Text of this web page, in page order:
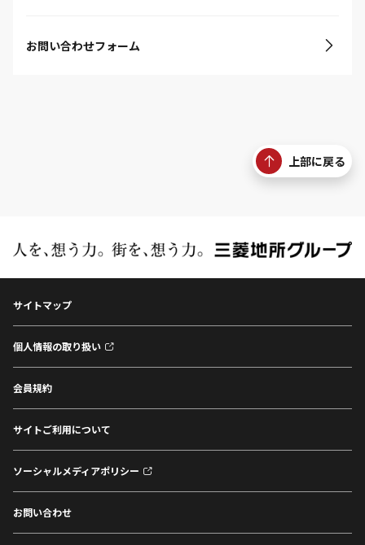
お問い合わせフォーム
上部に戻る
サイトマップ
個人情報の取り扱い
会員規約
サイトご利用について
ソーシャルメディアポリシー
お問い合わせ